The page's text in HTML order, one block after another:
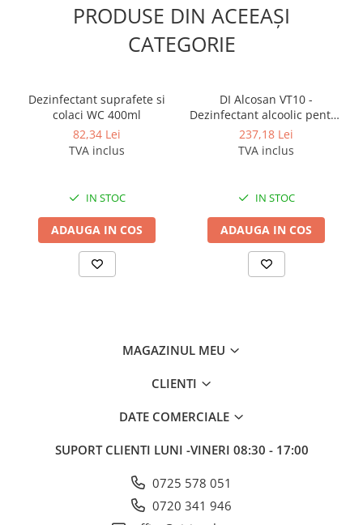
PRODUSE DIN ACEEAȘI
CATEGORIE
Dezinfectant suprafete si
colaci WC 400ml
82,34 Lei
TVA inclus
IN STOC
ADAUGA IN COS
DI Alcosan VT10 -
Dezinfectant alcoolic pentru
suprafete 5L
237,18 Lei
TVA inclus
IN STOC
ADAUGA IN COS
MAGAZINUL MEU
CLIENTI
DATE COMERCIALE
SUPORT CLIENTI LUNI -VINERI 08:30 - 17:00
0725 578 051
0720 341 946